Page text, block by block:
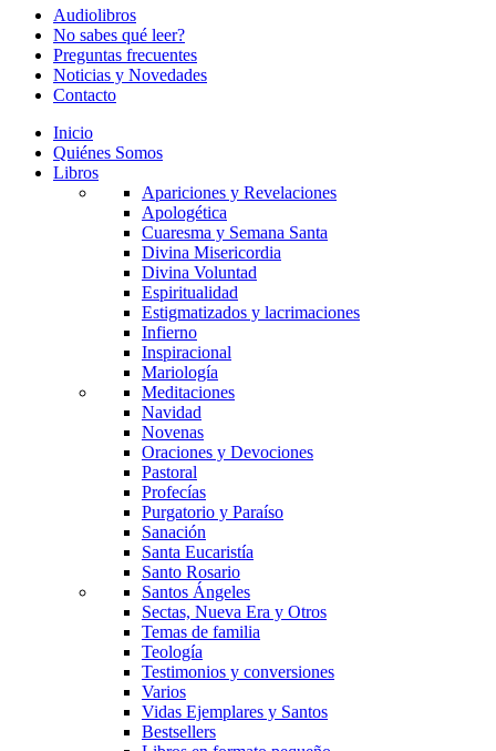
Audiolibros
No sabes qué leer?
Preguntas frecuentes
Noticias y Novedades
Contacto
Inicio
Quiénes Somos
Libros
Apariciones y Revelaciones
Apologética
Cuaresma y Semana Santa
Divina Misericordia
Divina Voluntad
Espiritualidad
Estigmatizados y lacrimaciones
Infierno
Inspiracional
Mariología
Meditaciones
Navidad
Novenas
Oraciones y Devociones
Pastoral
Profecías
Purgatorio y Paraíso
Sanación
Santa Eucaristía
Santo Rosario
Santos Ángeles
Sectas, Nueva Era y Otros
Temas de familia
Teología
Testimonios y conversiones
Varios
Vidas Ejemplares y Santos
Bestsellers